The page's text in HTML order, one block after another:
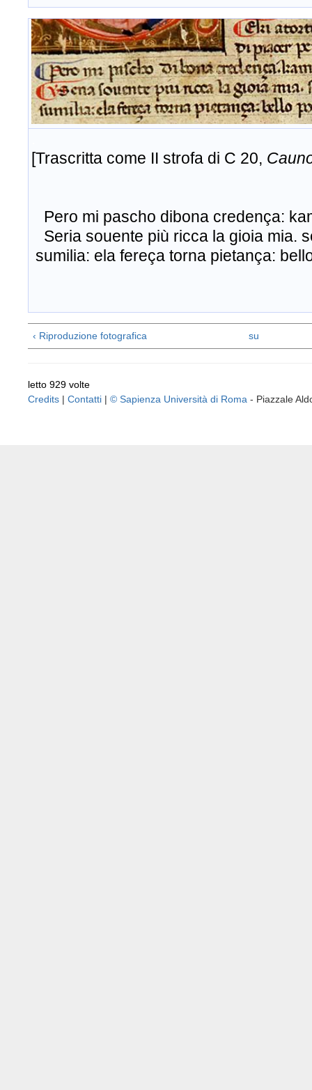
[Trascritta come II strofa di C 20,
Pero mi pascho dibona credença:
Seria souente più ricca la gioia mia.
sumilia: ela fereça torna pietança:
‹ Riproduzione fotografica su
letto 929 volte
Credits | Contatti | © Sapienza Università di Roma - Piazzale